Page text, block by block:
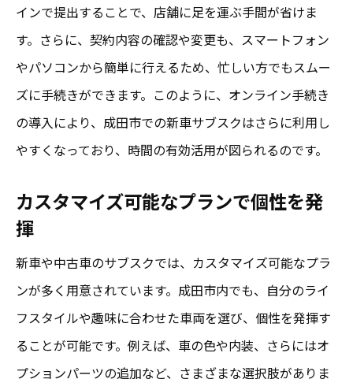
インで提出することで、店舗に足を運ぶ手間が省けま
す。さらに、契約内容の確認や変更も、スマートフォン
やパソコンから簡単に行えるため、忙しい方でもスムー
ズに手続きができます。このように、オンライン手続き
の導入により、成田市での新車サブスクはさらに利用し
やすくなっており、時間の有効活用が図られるのです。
カスタマイズ可能なプランで個性を発
揮
新車や中古車のサブスクでは、カスタマイズ可能なプラ
ンが多く用意されています。成田市内でも、自分のライ
フスタイルや趣味に合わせた車両を選び、個性を発揮す
ることが可能です。例えば、車の色や内装、さらにはオ
プションパーツの追加など、さまざまな選択肢がありま